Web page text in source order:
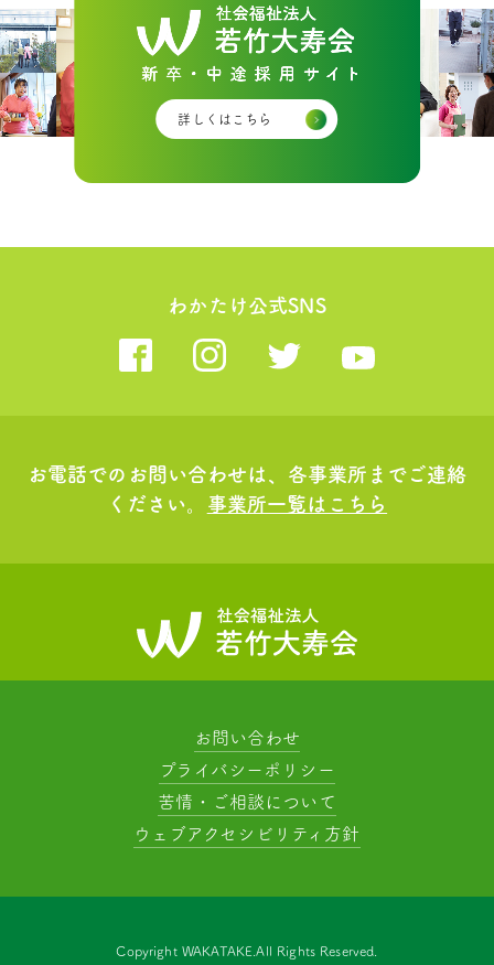
詳しくはこちら
わかたけ公式SNS
お電話でのお問い合わせは、各事業所までご連絡
ください。 事業所一覧はこちら
お問い合わせ
プライバシーポリシー
苦情・ご相談について
ウェブアクセシビリティ方針
Copyright WAKATAKE.All Rights Reserved.